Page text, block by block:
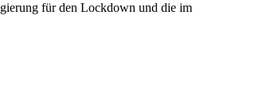
für den Lockdown und die im